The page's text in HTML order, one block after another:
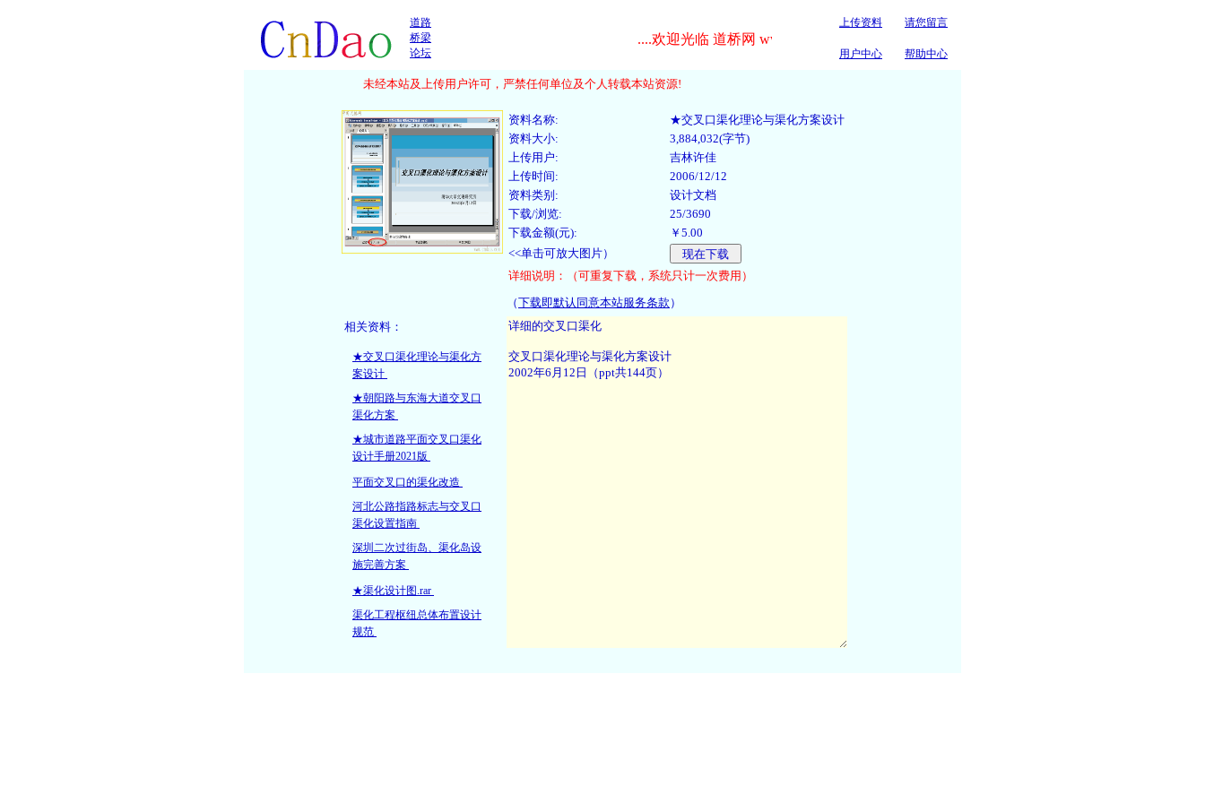
道路
桥梁
论坛
....欢迎光临 道桥网 www.cndao.com 道路 桥梁cndao.com....
上传资料 请您留言
用户中心 帮助中心
未经本站及上传用户许可，严禁任何单位及个人转载本站资源!
资料名称:
★交叉口渠化理论与渠化方案设计
资料大小:
3,884,032(字节)
上传用户:
吉林许佳
上传时间:
2006/12/12
资料类别:
设计文档
下载/浏览:
25/3690
下载金额(元):
￥5.00
<<单击可放大图片）
详细说明：（可重复下载，系统只计一次费用）
（下载即默认同意本站服务条款 ）
相关资料：
★交叉口渠化理论与渠化方
案设计
★朝阳路与东海大道交叉口
渠化方案
★城市道路平面交叉口渠化
设计手册2021版
平面交叉口的渠化改造
河北公路指路标志与交叉口
渠化设置指南
深圳二次过街岛、渠化岛设
施完善方案
★渠化设计图.rar
渠化工程枢纽总体布置设计
规范